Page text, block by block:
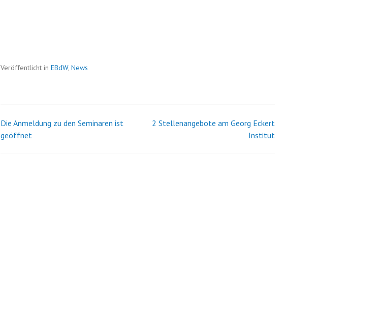
Veröffentlicht in EBdW, News
Beitrags-
Die Anmeldung zu den Seminaren ist
geöffnet
2 Stellenangebote am Georg Eckert
Institut